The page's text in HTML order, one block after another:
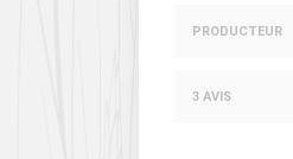
PRODUCTEUR
3 AVIS